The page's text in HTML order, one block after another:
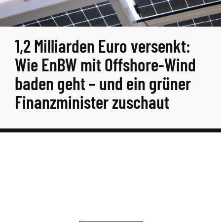
1,2 Milliarden Euro versenkt:
Wie EnBW mit Offshore-Wind
baden geht – und ein grüner
Finanzminister zuschaut